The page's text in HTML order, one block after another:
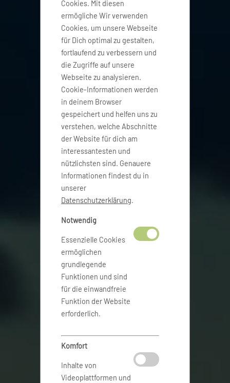
Cookies. Mit diesen
ermögliche Wir verwenden
Cookies, um unsere Webseite
für Dich optimal zu gestalten,
fortlaufend zu verbessern und
die Zugriffe auf unsere
Webseite zu analysieren.
Cookie-Informationen werden
in deinem Browser
gespeichert und helfen uns zu
verstehen, welche Abschnitte
der Website für dich am
interessantesten und
nützlichsten sind. Genauere
Informationen findest du in
unserer
Datenschutzerklärung.
Notwendig
Essenzielle Cookies
ermöglichen
grundlegende
Funktionen und sind
für die einwandfreie
Funktion der Website
erforderlich.
Komfort
Inhalte von
Videoplattformen und